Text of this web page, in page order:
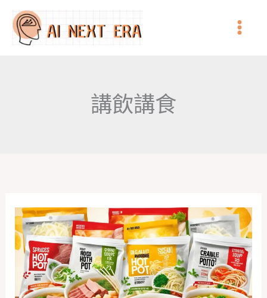
講飲講食